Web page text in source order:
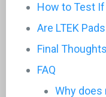
How to Test If
Are LTEK
Final Thoughts
FAQ
Why does